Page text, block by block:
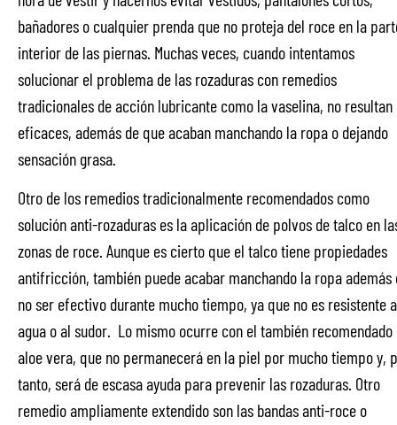
bañadores o cualquier prenda que no proteja del roce en la
interior de las piernas. Muchas veces, cuando intentamos
solucionar el problema de las rozaduras con remedios
tradicionales de acción lubricante como la vaselina, no resultan
eficaces, además de que acaban manchando la ropa o dejando
sensación grasa.
Otro de los remedios tradicionalmente recomendados como
solución anti-rozaduras es la aplicación de polvos de talco en
zonas de roce. Aunque es cierto que el talco tiene propiedades
antifricción, también puede acabar manchando la ropa además
no ser efectivo durante mucho tiempo, ya que no es resistente
agua o al sudor. Lo mismo ocurre con el también recomendado
aloe vera, que no permanecerá en la piel por mucho tiempo y,
tanto, será de escasa ayuda para prevenir las rozaduras. Otro
remedio ampliamente extendido son las bandas anti-roce o